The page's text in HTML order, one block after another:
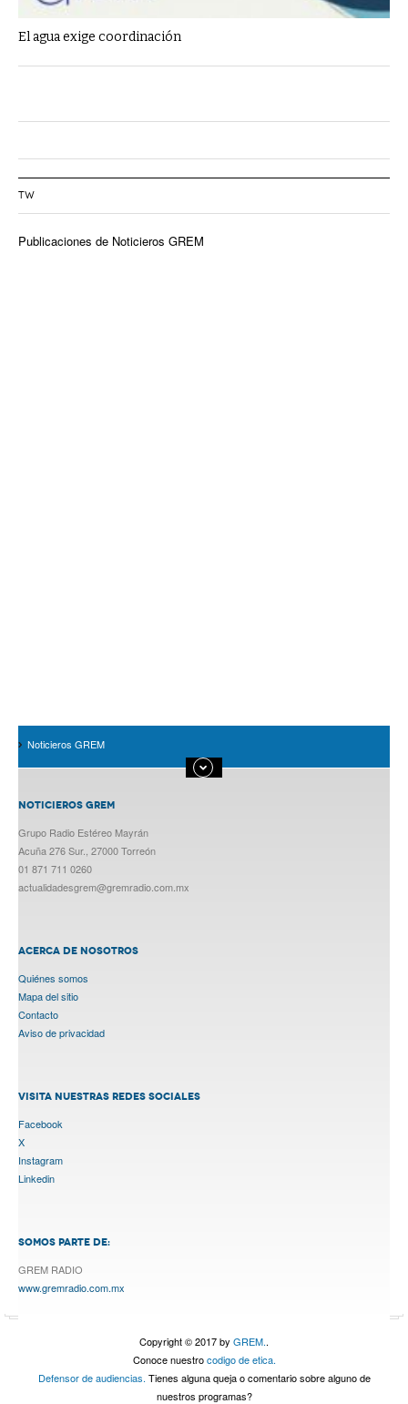
El agua exige coordinación
TW
Publicaciones de Noticieros GREM
Noticieros GREM
NOTICIEROS GREM
Grupo Radio Estéreo Mayrán
Acuña 276 Sur., 27000 Torreón
01 871 711 0260
actualidadesgrem@gremradio.com.mx
ACERCA DE NOSOTROS
Quiénes somos
Mapa del sitio
Contacto
Aviso de privacidad
VISITA NUESTRAS REDES SOCIALES
Facebook
X
Instagram
Linkedin
SOMOS PARTE DE:
GREM RADIO
www.gremradio.com.mx
Copyright © 2017 by GREM..
Conoce nuestrocodigo de etica.
Defensor de audiencias. Tienes alguna queja o comentario sobre alguno de
nuestros programas?